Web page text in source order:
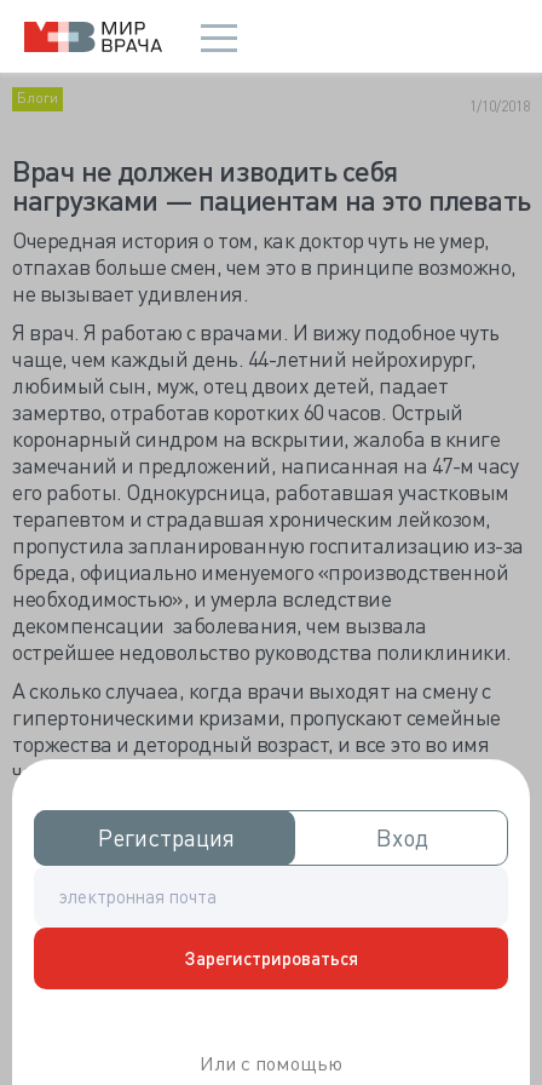
Регистрация
Регистрация Вход
Вход
Зарегистрироваться
Или с помощью
Блоги 1/10/2018
Врач не должен изводить себя
нагрузками — пациентам на это плевать
Очередная история о том, как доктор чуть не умер,
отпахав больше смен, чем это в принципе возможно,
не вызывает удивления.
Я врач. Я работаю с врачами. И вижу подобное чуть
чаще, чем каждый день. 44-летний нейрохирург,
любимый сын, муж, отец двоих детей, падает
замертво, отработав коротких 60 часов. Острый
коронарный синдром на вскрытии, жалоба в книге
замечаний и предложений, написанная на 47-м часу
его работы. Однокурсница, работавшая участковым
терапевтом и страдавшая хроническим лейкозом,
пропустила запланированную госпитализацию из-за
бреда, официально именуемого «производственной
необходимостью», и умерла вследствие
декомпенсации заболевания, чем вызвала
острейшее недовольство руководства поликлиники.
А сколько случаеа, когда врачи выходят на смену с
гипертоническими кризами, пропускают семейные
торжества и детородный возраст, и все это во имя
чего?
Абсолютно точно — не за деньги. Мы все знаем, что в
наших широтах медицина — это отнюдь не та
область, в которой можно хорошо заработать.
Благодарность? На это тоже рассчитывать не
приходится: людям, что вполне справедливо, надо,
чтобы мы качественно и хорошо выполняли свою
работу, и никто не задается вопросом, в каком мы
состоянии и насколько нам плохо. Пациенты, как и